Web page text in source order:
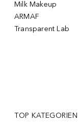
Milk Makeup
ARMAF
Transparent Lab
TOP KATEGORIEN